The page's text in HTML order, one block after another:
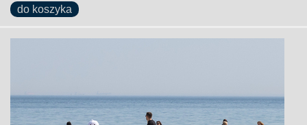
do koszyka